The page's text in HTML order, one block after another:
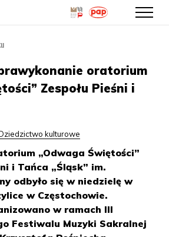
treści
oratorium
Zespołu Pieśni i
kulturowe
„Odwaga Świętości”
i Tańca „Śląsk” im.
odbyło się w niedzielę w
w Częstochowie.
w ramach III
Festiwalu Muzyki Sakralnej